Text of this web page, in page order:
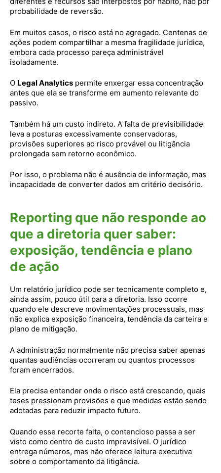
probabilidade de reversão.
Em muitos casos, o risco está no agregado. Centenas de
ações podem compartilhar a mesma fragilidade jurídica,
embora cada processo pareça administrável
isoladamente.
O Legal Analytics permite enxergar essa concentração
antes que ela se transforme em aumento relevante do
passivo.
Também há um custo indireto. A falta de previsibilidade
leva a posturas excessivamente conservadoras,
provisões superiores ao risco provável ou litigância
prolongada sem retorno econômico.
Por isso, o problema não é ausência de informação, mas
incapacidade de converter dados em critério decisório.
Reporting que não responde ao
que a diretoria quer saber:
exposição, tendência e plano
de ação
Um relatório jurídico pode ser tecnicamente completo e,
ainda assim, pouco útil para a diretoria. Isso ocorre
quando ele descreve movimentações processuais, mas
não explica exposição financeira, tendência da carteira e
plano de mitigação.
A administração normalmente não precisa saber apenas
quantas audiências ocorreram ou quantos processos
foram encerrados.
Ela precisa entender onde o risco está crescendo, quais
teses pressionam provisões e que medidas estão sendo
adotadas para reduzir impacto futuro.
Quando esse recorte falta, o contencioso passa a ser
visto como centro de custo imprevisível. O jurídico
entrega números, mas não oferece leitura executiva
sobre o comportamento da litigância.